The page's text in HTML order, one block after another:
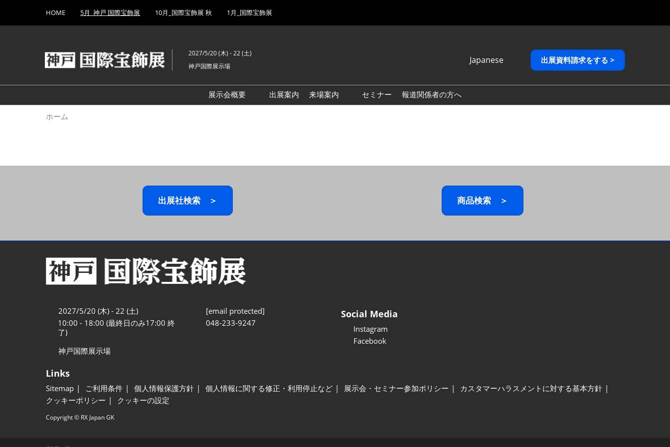
キ
し
て
to
HOME 5月_神戸 国際宝飾展 10月_国際宝飾展 秋 1月_国際宝飾展
2027/5/20 (木) - 22 (土)
神戸国際展示場
Japanese
English
繁體中文
出展資料請求をする >
展示会概要
出展案内
来場案内
セミナー 報道関係者の方へ
ホーム
出展社検索 ＞ 商品検索 ＞
2027/5/20 (木) - 22 (土)
10:00 - 18:00 (最終日のみ17:00 終
了)
神戸国際展示場
[email protected]
048-233-9247
Social Media
Instagram
Facebook
Links
Sitemap ご利用条件 個人情報保護方針 個人情報に関する修正・利用停止など 展示会・セミナー参加ポリシー
カスタマーハラスメントに対する基本方針
クッキーポリシー
クッキーの設定
Copyright © RX Japan GK